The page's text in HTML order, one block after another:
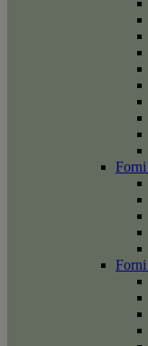
Forni